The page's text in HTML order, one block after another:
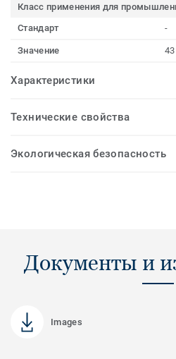
Класс применения для
Стандарт
-
Значение 43
Характеристики
Технические свойства
Экологическая безопасность
Документы и
Images